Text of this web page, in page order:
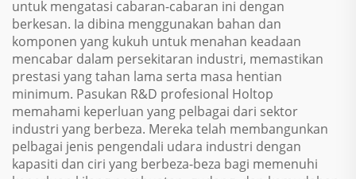
untuk mengatasi cabaran-cabaran ini dengan
berkesan. Ia dibina menggunakan bahan dan
komponen yang kukuh untuk menahan keadaan
mencabar dalam persekitaran industri, memastikan
prestasi yang tahan lama serta masa hentian
minimum. Pasukan R&D profesional Holtop
memahami keperluan yang pelbagai dari sektor
industri yang berbeza. Mereka telah membangunkan
pelbagai jenis pengendali udara industri dengan
kapasiti dan ciri yang berbeza-beza bagi memenuhi